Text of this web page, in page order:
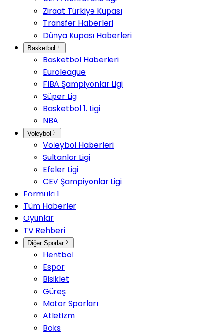
Ziraat Türkiye Kupası
Transfer Haberleri
Dünya Kupası Haberleri
Basketbol
Basketbol Haberleri
Euroleague
FIBA Şampiyonlar Ligi
Süper Lig
Basketbol 1. Ligi
NBA
Voleybol
Voleybol Haberleri
Sultanlar Ligi
Efeler Ligi
CEV Şampiyonlar Ligi
Formula 1
Tüm Haberler
Oyunlar
TV Rehberi
Diğer Sporlar
Hentbol
Espor
Bisiklet
Güreş
Motor Sporları
Atletizm
Boks